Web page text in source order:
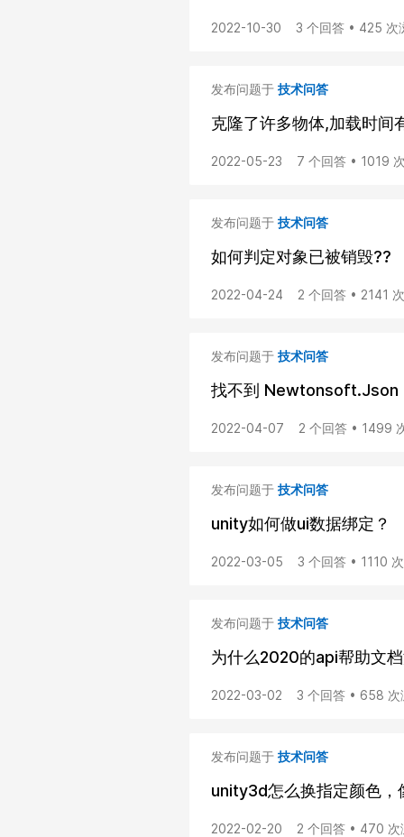
2022-10-30 3 个回答 • 425 次
发布问题于 技术问答
克隆了许多物体,加载时间
2022-05-23 7 个回答 • 1019
发布问题于 技术问答
如何判定对象已被销毁??
2022-04-24 2 个回答 • 2141
发布问题于 技术问答
找不到 Newtonsoft.Json
2022-04-07 2 个回答 • 1499
发布问题于 技术问答
unity如何做ui数据绑定？
2022-03-05 3 个回答 • 1110
发布问题于 技术问答
为什么2020的api帮助文
2022-03-02 3 个回答 • 658 次
发布问题于 技术问答
unity3d怎么换指定颜色，
2022-02-20 2 个回答 • 470 次